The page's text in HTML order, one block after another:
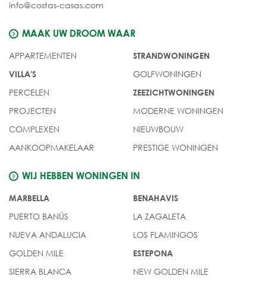
info@costas-casas.com
MAAK UW DROOM WAAR
APPARTEMENTEN
VILLA'S
PERCELEN
PROJECTEN
COMPLEXEN
AANKOOPMAKELAAR
STRANDWONINGEN
GOLFWONINGEN
ZEEZICHTWONINGEN
MODERNE WONINGEN
NIEUWBOUW
PRESTIGE WONINGEN
WIJ HEBBEN WONINGEN IN
MARBELLA
PUERTO BANÚS
NUEVA ANDALUCIA
GOLDEN MILE
SIERRA BLANCA
BENAHAVIS
LA ZAGALETA
LOS FLAMINGOS
ESTEPONA
NEW GOLDEN MILE